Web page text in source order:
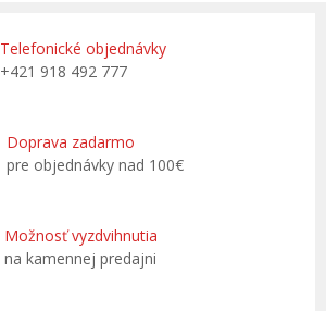
Telefonické objednávky
+421 918 492 777
Doprava zadarmo
pre objednávky nad 100€
Možnosť vyzdvihnutia
na kamennej predajni